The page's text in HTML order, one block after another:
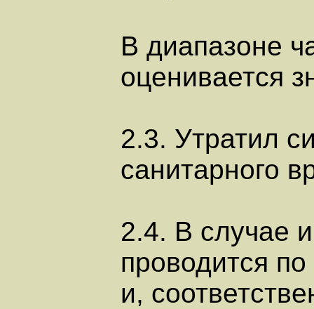
В диапазоне
оценивается
2.3. Утратил
санитарного
2.4. В случае
проводится
и,